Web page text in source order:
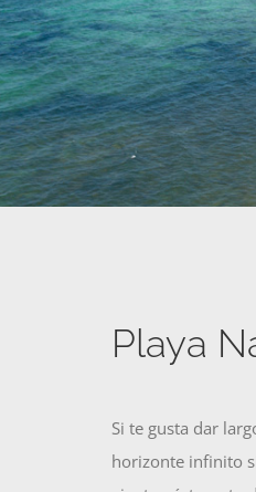
Playa
Si te gusta dar
horizonte infinito